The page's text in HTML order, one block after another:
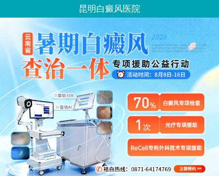
昆明白癜风医院
您好,这里是在线预约挂号平台！
请问你是有白斑、白癜风问题吗？